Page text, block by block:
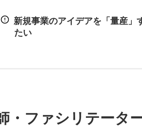
新規事業のアイデアを「量産」
たい
・ファシリテータ